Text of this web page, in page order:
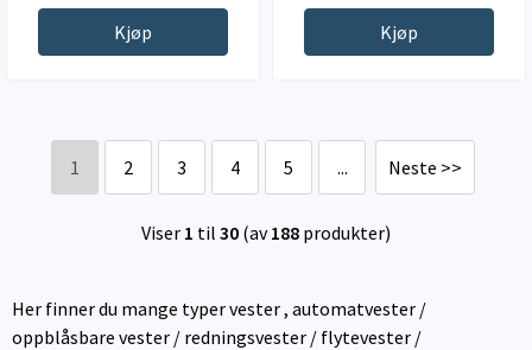
Kjøp Kjøp
1 2 3 4 5 ... Neste >>
Viser 1 til 30 (av188 produkter)
Her finner du mange typer vester , automatvester /
oppblåsbare vester / redningsvester / flytevester /